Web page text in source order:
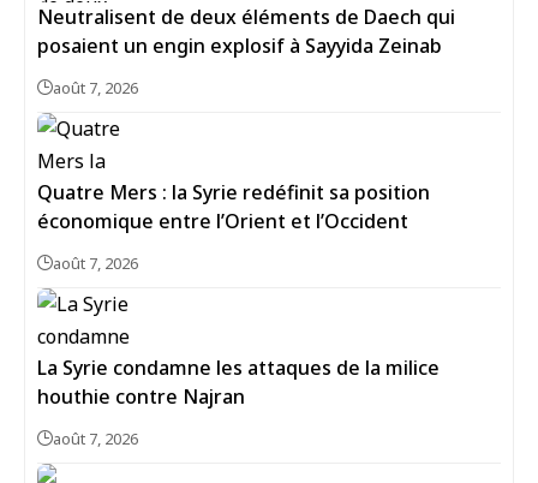
Neutralisent de deux éléments de Daech qui
posaient un engin explosif à Sayyida Zeinab
août 7, 2026
Quatre Mers : la Syrie redéfinit sa position
économique entre l’Orient et l’Occident
août 7, 2026
La Syrie condamne les attaques de la milice
houthie contre Najran
août 7, 2026